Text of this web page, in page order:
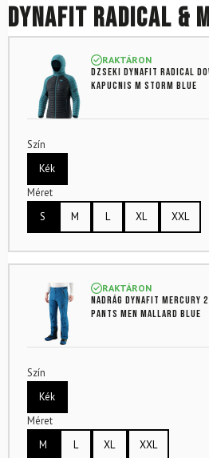
DYNAFIT Radical
RAKTÁRON
Dzseki DYNAFIT Radical
kapucnis M Storm Blue
Szín
Kék
Méret
S
M L XL XXL
RAKTÁRON
Nadrág DYNAFIT
Pants Men Mallard Blue
Szín
Kék
Méret
M
L XL XXL